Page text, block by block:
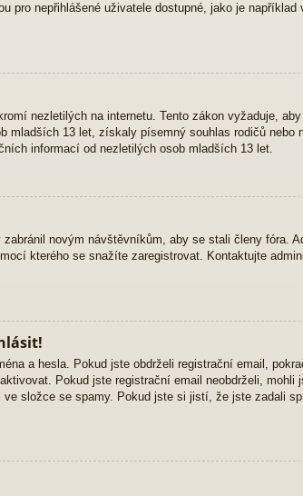
pro nepřihlášené uživatele dostupné, jako je
nezletilých na internetu. Tento zákon vyžaduje,
mladších 13 let, získaly písemný souhlas rodičů nebo
informací od nezletilých osob mladších 13 let.
novým návštěvníkům, aby se stali členy fóra.
kterého se snažíte zaregistrovat. Kontaktujte
a hesla. Pokud jste obdrželi registrační email,
Pokud jste registrační email neobdrželi, mohli
složce se spamy. Pokud jste si jistí, že jste zadali